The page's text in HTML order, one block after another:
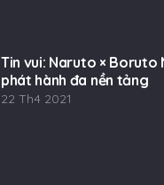
Tin vui: Naruto × Boruto
phát hành đa nền tảng
22 Th4 2021